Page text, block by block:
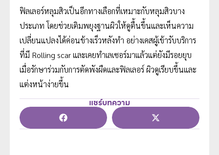
ฟิลเลอร์หลุมสิวเป็นอีกทางเลือกที่เหมาะกับหลุมสิวบาง
ประเภท โดยช่วยเติมพยุงฐานผิวให้ดูตื้นขึ้นและเห็นความ
เปลี่ยนแปลงได้ค่อนข้างเร็วหลังทำ อย่างเคสผู้เข้ารับบริการ
ที่มี Rolling scar และเคยทำเลเซอร์มาแล้วแต่ยังมีรอยยุบ
เมื่อรักษาร่วมกับการตัดพังผืดและฟิลเลอร์ ผิวดูเรียบขึ้นและ
แต่งหน้าง่ายขึ้น
แชร์บทความ